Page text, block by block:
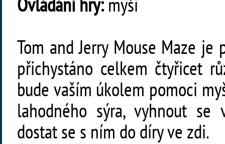
Tom and Jerry Mouse Maze
přichystáno celkem čtyřicet
bude vaším úkolem pomoci
lahodného sýra, vyhnout se
dostat se s ním do díry ve zdi.